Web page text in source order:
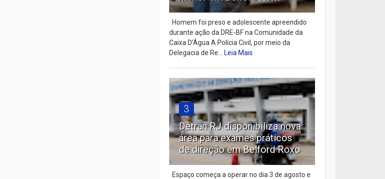
Homem foi preso e adolescente apreendido
durante ação da DRE-BF na Comunidade da
Caixa D’Água A Polícia Civil, por meio da
Delegacia de Re...Leia Mais
3
Detran RJ disponibiliza nova
área para exames práticos
de direção em Belford Roxo
Espaço começa a operar no dia 3 de agosto e